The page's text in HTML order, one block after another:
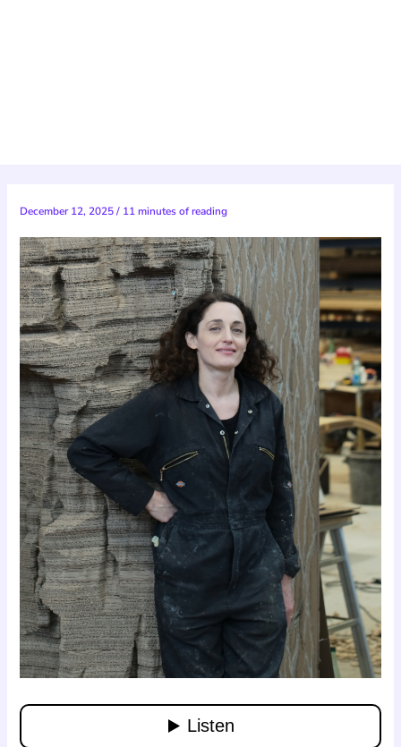
December 12, 2025/ 11 minutes of reading